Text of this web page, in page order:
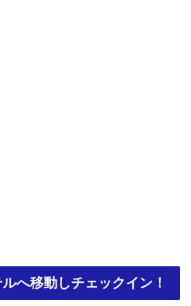
へ移動しチェックイン！